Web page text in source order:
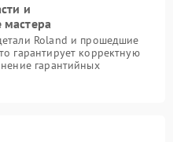
и
Roland и прошедшие
гарантирует корректную
гарантийных